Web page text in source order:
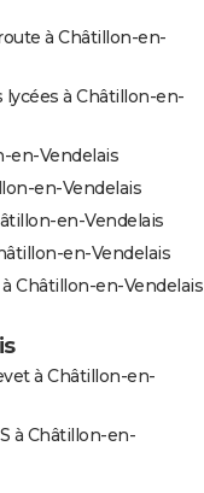
à Châtillon-en-
à Châtillon-en-
en-Vendelais
en-Vendelais
en-Vendelais
en-Vendelais
Châtillon-en-Vendelais
à Châtillon-en-
à Châtillon-en-